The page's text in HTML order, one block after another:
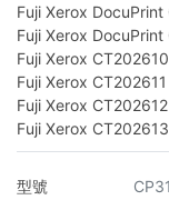
Fuji Xerox DocuPrint
Fuji Xerox DocuPrint
Fuji Xerox CT202610
Fuji Xerox CT202611
Fuji Xerox CT202612
Fuji Xerox CT202613
型號